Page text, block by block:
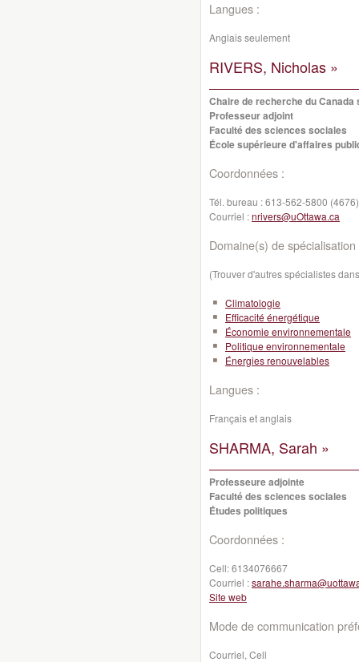
Langues :
Anglais seulement
RIVERS, Nicholas »
Chaire de recherche du
Professeur adjoint
Faculté des sciences sociales
École supérieure d'affaires
Coordonnées :
Tél. bureau :613-562-5800 (4676)
Courriel :nrivers@uOttawa.ca
Domaine(s) de spécialisation
(Trouver d'autres spécialistes
Climatologie
Efficacité énergétique
Économie environnementale
Politique environnementale
Énergies renouvelables
Langues :
Français et anglais
SHARMA, Sarah »
Professeure adjointe
Faculté des sciences sociales
Études politiques
Coordonnées :
Cell:6134076667
Courriel :
Site web
Mode de communication
Courriel, Cell